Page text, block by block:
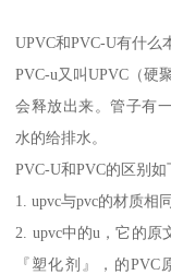
UPVC和PVC-U有什么
PVC-u又叫UPVC（硬
会释放出来。管子有
水的给排水。
PVC-U和PVC的区别如
1. upvc与pvc的材质相
2. upvc中的u，它的原
『塑化剂』，的PVC